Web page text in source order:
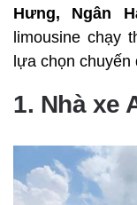
Hưng, Ngân
limousine chạy
lựa chọn
1. Nhà xe